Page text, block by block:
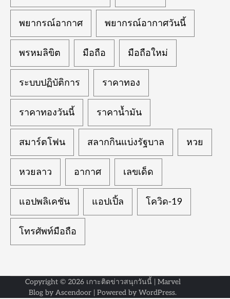
พยากรณ์อากาศ พยากรณ์อากาศวันนี้
พรหมลิขิต มือถือ มือถือใหม่
ระบบปฏิบัติการ ราคาทอง
ราคาทองวันนี้ ราคาน้ำมัน
สมาร์ตโฟน สลากกินแบ่งรัฐบาล หวย
หวยลาว อากาศ เลขเด็ด
แอปพลิเคชัน แอปเปิ้ล โควิด-19
โทรศัพท์มือถือ
Copyright © 2026 เกาะติดข่าวสนุกวันนี้ | Marvel
Blog by Ascendoor | Powered by WordPress.